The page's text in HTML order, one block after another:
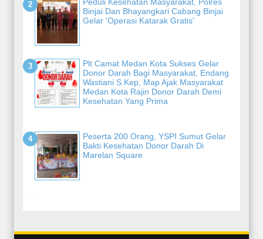
Peduli Kesehatan Masyarakat, Polres
Binjai Dan Bhayangkari Cabang Binjai
Gelar 'Operasi Katarak Gratis'
Plt Camat Medan Kota Sukses Gelar
Donor Darah Bagi Masyarakat, Endang
Wastiani S.Kep, Map Ajak Masyarakat
Medan Kota Rajin Donor Darah Demi
Kesehatan Yang Prima
Peserta 200 Orang, YSPI Sumut Gelar
Bakti Kesehatan Donor Darah Di
Marelan Square
-